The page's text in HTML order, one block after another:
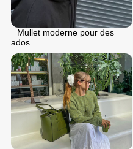
Mullet moderne pour des
ados